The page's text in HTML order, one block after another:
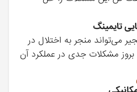
تایمینگ
می‌تواند منجر به اختلال در
بروز مشکلات جدی در عملکرد آن